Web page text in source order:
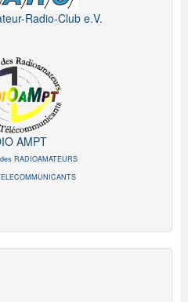
Radio-Club e.V.
AMPT
RADIOAMATEURS